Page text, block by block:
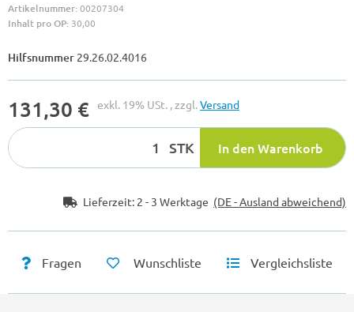
Artikelnummer:00207304
Inhalt pro OP: 30,00
Hilfsnummer 29.26.02.4016
131,30 € exkl. 19% USt. , zzgl.Versand
STK In den Warenkorb
Lieferzeit: 2 - 3 Werktage (DE - Ausland abweichend)
Fragen Wunschliste Vergleichsliste